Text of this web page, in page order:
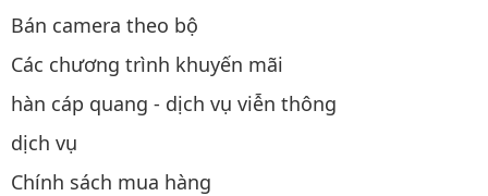
Bán camera theo bộ
Các chương trình khuyến mãi
hàn cáp quang - dịch vụ viễn thông
dịch vụ
Chính sách mua hàng